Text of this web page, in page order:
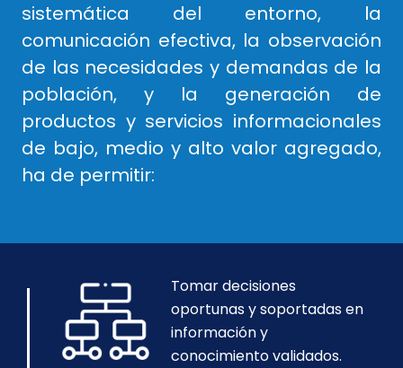
sistemática del entorno, la
comunicación efectiva, la observación
de las necesidades y demandas de la
población, y la generación de
productos y servicios informacionales
de bajo, medio y alto valor agregado,
ha de permitir:
Tomar decisiones
oportunas y soportadas en
información y
conocimiento validados.